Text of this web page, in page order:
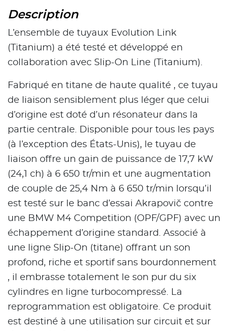
Description
L’ensemble de tuyaux Evolution Link
(Titanium) a été testé et développé en
collaboration avec Slip-On Line (Titanium).
Fabriqué en titane de haute qualité , ce tuyau
de liaison sensiblement plus léger que celui
d’origine est doté d’un résonateur dans la
partie centrale. Disponible pour tous les pays
(à l’exception des États-Unis), le tuyau de
liaison offre un gain de puissance de 17,7 kW
(24,1 ch) à 6 650 tr/min et une augmentation
de couple de 25,4 Nm à 6 650 tr/min lorsqu’il
est testé sur le banc d’essai Akrapovič contre
une BMW M4 Competition (OPF/GPF) avec un
échappement d’origine standard. Associé à
une ligne Slip-On (titane) offrant un son
profond, riche et sportif sans bourdonnement
, il embrasse totalement le son pur du six
cylindres en ligne turbocompressé. La
reprogrammation est obligatoire. Ce produit
est destiné à une utilisation sur circuit et sur